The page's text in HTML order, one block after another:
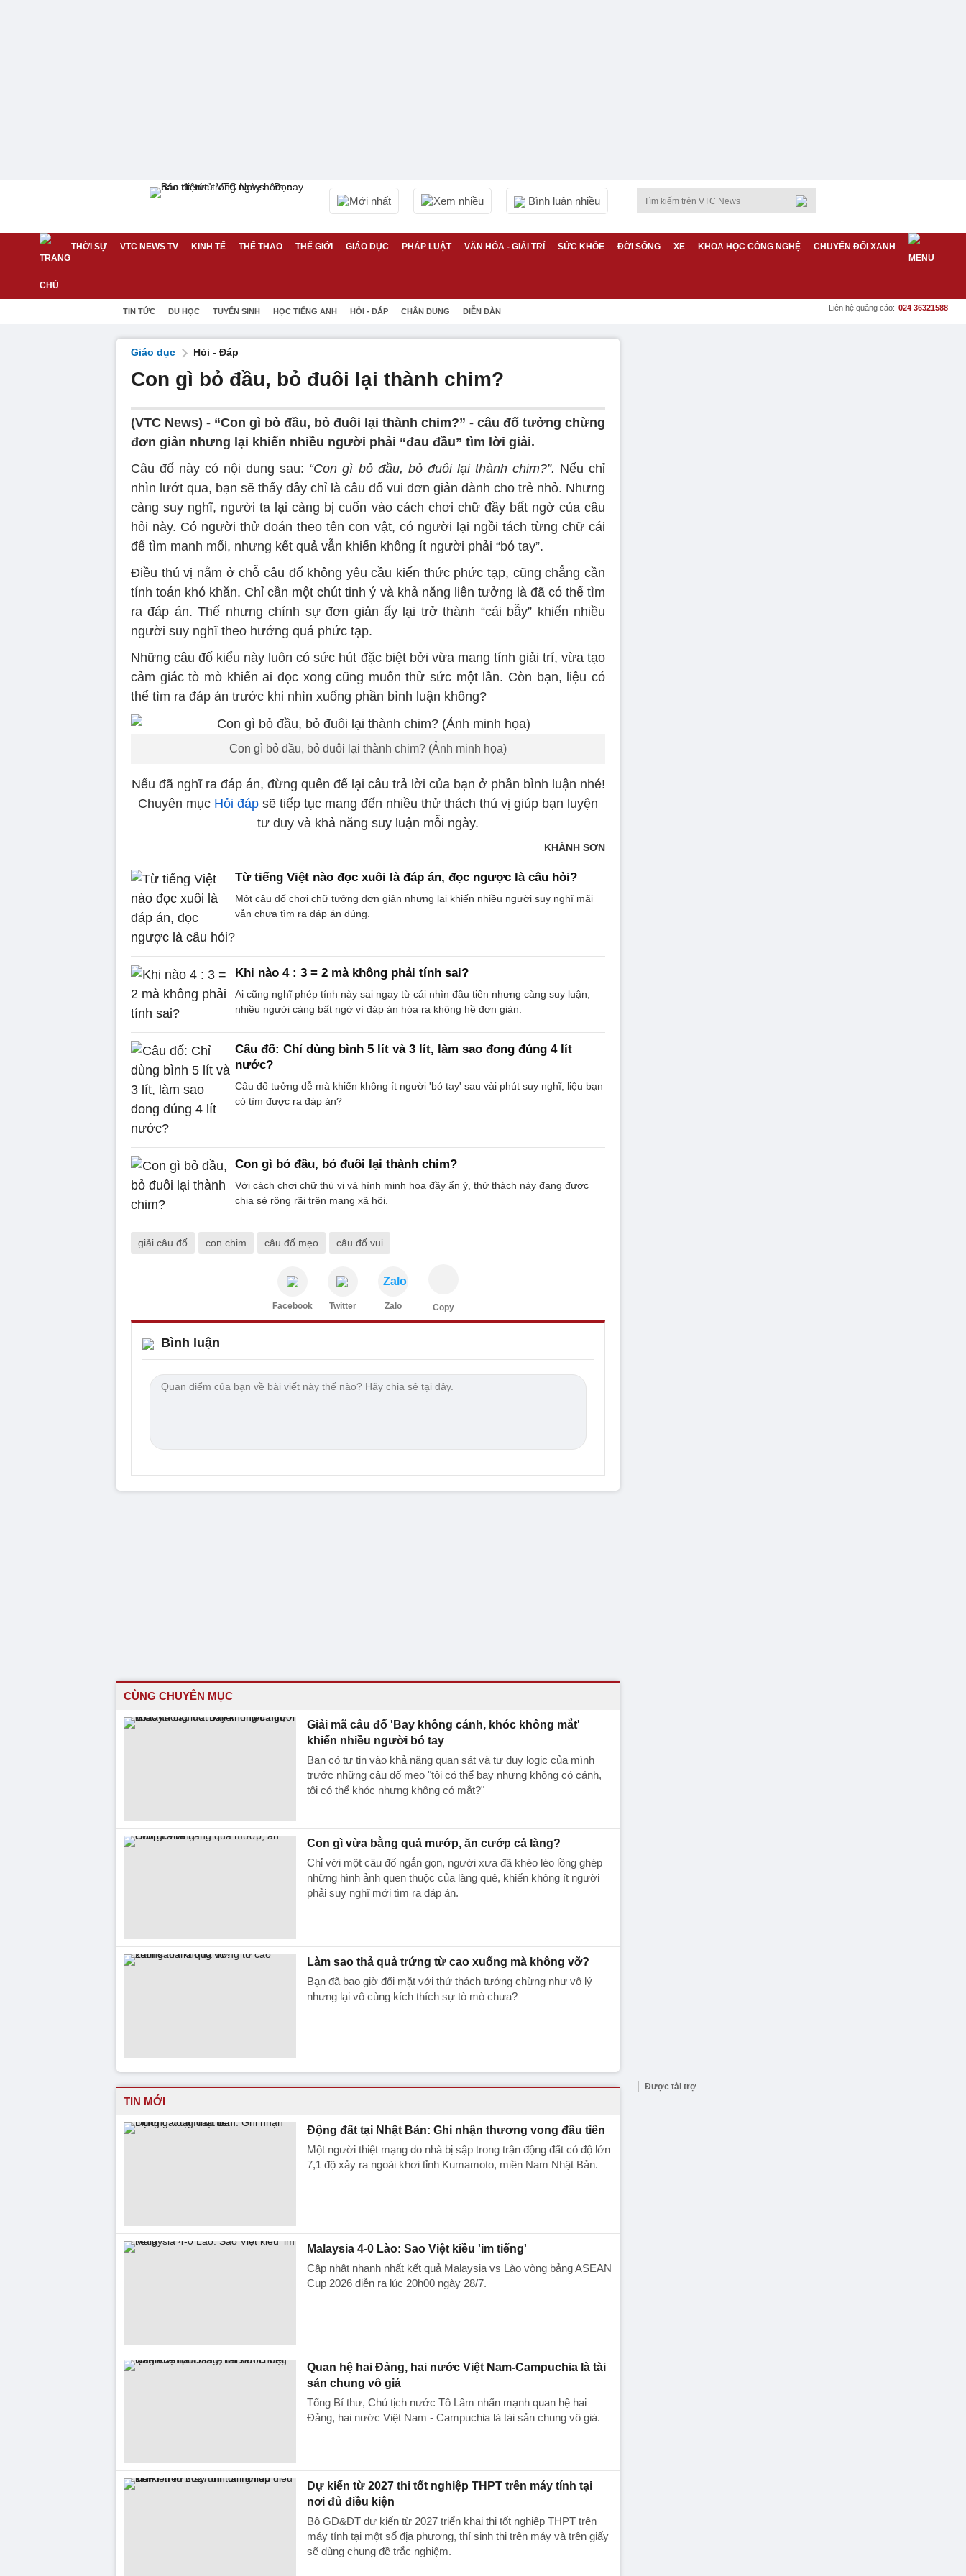
Mới nhất Xem nhiều Bình luận nhiều
THỜI SỰ VTC NEWS TV KINH TẾ THỂ THAO THẾ GIỚI GIÁO DỤC PHÁP LUẬT VĂN HÓA - GIẢI TRÍ SỨC KHỎE ĐỜI SỐNG XE KHOA HỌC CÔNG NGHỆ CHUYỂN ĐỔI XANH
TIN TỨC DU HỌC TUYỂN SINH HỌC TIẾNG ANH HỎI - ĐÁP CHÂN DUNG DIỄN ĐÀN Liên hệ quảng cáo: 024 36321588
Giáo dục Hỏi - Đáp
Con gì bỏ đầu, bỏ đuôi lại thành chim?
(VTC News) - “Con gì bỏ đầu, bỏ đuôi lại thành chim?” - câu đố tưởng chừng
đơn giản nhưng lại khiến nhiều người phải “đau đầu” tìm lời giải.
Câu đố này có nội dung sau: “Con gì bỏ đầu, bỏ đuôi lại thành chim?”. Nếu chỉ
nhìn lướt qua, bạn sẽ thấy đây chỉ là câu đố vui đơn giản dành cho trẻ nhỏ. Nhưng
càng suy nghĩ, người ta lại càng bị cuốn vào cách chơi chữ đầy bất ngờ của câu
hỏi này. Có người thử đoán theo tên con vật, có người lại ngồi tách từng chữ cái
để tìm manh mối, nhưng kết quả vẫn khiến không ít người phải “bó tay”.
Điều thú vị nằm ở chỗ câu đố không yêu cầu kiến thức phức tạp, cũng chẳng cần
tính toán khó khăn. Chỉ cần một chút tinh ý và khả năng liên tưởng là đã có thể tìm
ra đáp án. Thế nhưng chính sự đơn giản ấy lại trở thành “cái bẫy” khiến nhiều
người suy nghĩ theo hướng quá phức tạp.
Những câu đố kiểu này luôn có sức hút đặc biệt bởi vừa mang tính giải trí, vừa tạo
cảm giác tò mò khiến ai đọc xong cũng muốn thử sức một lần. Còn bạn, liệu có
thể tìm ra đáp án trước khi nhìn xuống phần bình luận không?
Con gì bỏ đầu, bỏ đuôi lại thành chim? (Ảnh minh họa)
Nếu đã nghĩ ra đáp án, đừng quên để lại câu trả lời của bạn ở phần bình luận nhé!
Chuyên mục Hỏi đáp sẽ tiếp tục mang đến nhiều thử thách thú vị giúp bạn luyện
tư duy và khả năng suy luận mỗi ngày.
KHÁNH SƠN
Từ tiếng Việt nào đọc xuôi là đáp án, đọc ngược là câu hỏi?
Một câu đố chơi chữ tưởng đơn giản nhưng lại khiến nhiều người suy nghĩ mãi
vẫn chưa tìm ra đáp án đúng.
Khi nào 4 : 3 = 2 mà không phải tính sai?
Ai cũng nghĩ phép tính này sai ngay từ cái nhìn đầu tiên nhưng càng suy luận,
nhiều người càng bất ngờ vì đáp án hóa ra không hề đơn giản.
Câu đố: Chỉ dùng bình 5 lít và 3 lít, làm sao đong đúng 4 lít
nước?
Câu đố tưởng dễ mà khiến không ít người 'bó tay' sau vài phút suy nghĩ, liệu bạn
có tìm được ra đáp án?
Con gì bỏ đầu, bỏ đuôi lại thành chim?
Với cách chơi chữ thú vị và hình minh họa đầy ẩn ý, thử thách này đang được
chia sẻ rộng rãi trên mạng xã hội.
giải câu đố con chim câu đố mẹo câu đố vui
Facebook Twitter
Zalo
Zalo Copy
Bình luận
CÙNG CHUYÊN MỤC
Giải mã câu đố 'Bay không cánh, khóc không mắt'
khiến nhiều người bó tay
Bạn có tự tin vào khả năng quan sát và tư duy logic của mình
trước những câu đố mẹo "tôi có thể bay nhưng không có cánh,
tôi có thể khóc nhưng không có mắt?"
Con gì vừa bằng quả mướp, ăn cướp cả làng?
Chỉ với một câu đố ngắn gọn, người xưa đã khéo léo lồng ghép
những hình ảnh quen thuộc của làng quê, khiến không ít người
phải suy nghĩ mới tìm ra đáp án.
Làm sao thả quả trứng từ cao xuống mà không vỡ?
Bạn đã bao giờ đối mặt với thử thách tưởng chừng như vô lý
nhưng lại vô cùng kích thích sự tò mò chưa?
TIN MỚI
Động đất tại Nhật Bản: Ghi nhận thương vong đầu tiên
Một người thiệt mạng do nhà bị sập trong trận động đất có độ lớn
7,1 độ xảy ra ngoài khơi tỉnh Kumamoto, miền Nam Nhật Bản.
Malaysia 4-0 Lào: Sao Việt kiều 'im tiếng'
Cập nhật nhanh nhất kết quả Malaysia vs Lào vòng bảng ASEAN
Cup 2026 diễn ra lúc 20h00 ngày 28/7.
Quan hệ hai Đảng, hai nước Việt Nam-Campuchia là tài
sản chung vô giá ​
Tổng Bí thư, Chủ tịch nước Tô Lâm nhấn mạnh quan hệ hai
Đảng, hai nước Việt Nam - Campuchia là tài sản chung vô giá.
Dự kiến từ 2027 thi tốt nghiệp THPT trên máy tính tại
nơi đủ điều kiện
Bộ GD&ĐT dự kiến từ 2027 triển khai thi tốt nghiệp THPT trên
máy tính tại một số địa phương, thí sinh thi trên máy và trên giấy
sẽ dùng chung đề trắc nghiệm.
Được tài trợ